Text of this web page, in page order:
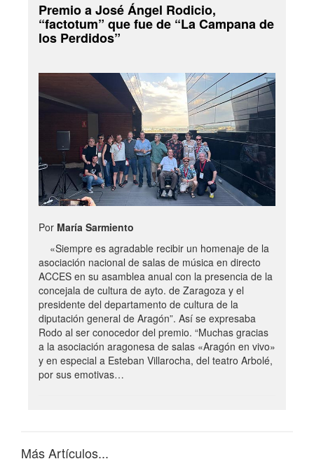
Premio a José Ángel Rodicio,
“factotum” que fue de “La Campana de
los Perdidos”
Por María Sarmiento
«Siempre es agradable recibir un homenaje de la
asociación nacional de salas de música en directo
ACCES en su asamblea anual con la presencia de la
concejala de cultura de ayto. de Zaragoza y el
presidente del departamento de cultura de la
diputación general de Aragón”. Así se expresaba
Rodo al ser conocedor del premio. “Muchas gracias
a la asociación aragonesa de salas «Aragón en vivo»
y en especial a Esteban Villarocha, del teatro Arbolé,
por sus emotivas…
Más Artículos...